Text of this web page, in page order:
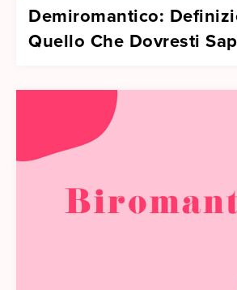
Demiromantico:
Quello Che Dovresti